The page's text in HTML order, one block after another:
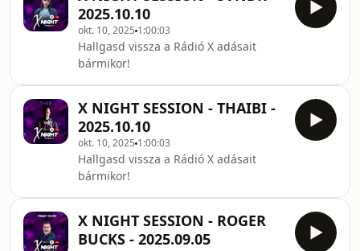
2025.10.10
okt. 10, 2025 1:00:03
Hallgasd vissza a Rádió X adásait
bármikor!
X NIGHT SESSION - THAIBI -
2025.10.10
okt. 10, 2025 1:00:03
Hallgasd vissza a Rádió X adásait
bármikor!
X NIGHT SESSION - ROGER
BUCKS - 2025.09.05